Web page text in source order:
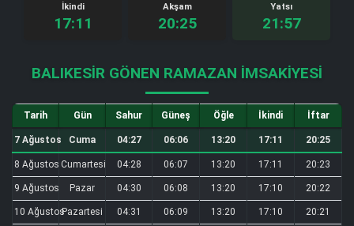
İkindi
17:11
Akşam
20:25
Yatsı
21:57
BALIKESIR GÖNEN RAMAZAN İMSAKIYESI
Tarih Gün Sahur Güneş Öğle İkindi İftar
7 Ağustos Cuma 04:27 06:06 13:20 17:11 20:25
8 Ağustos Cumartesi 04:28 06:07 13:20 17:11 20:23
9 Ağustos Pazar 04:30 06:08 13:20 17:10 20:22
10 AğustosPazartesi 04:31 06:09 13:20 17:10 20:21